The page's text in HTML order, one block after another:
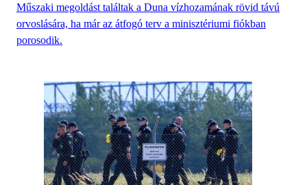
Műszaki megoldást találtak a Duna vízhozamának rövid távú
orvoslására, ha már az átfogó terv a minisztériumi fiókban
porosodik.